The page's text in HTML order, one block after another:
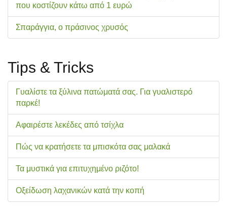
που κοστίζουν κάτω από 1 ευρώ
Σπαράγγια, ο πράσινος χρυσός
Tips & Tricks
Γυαλίστε τα ξύλινα πατώματά σας. Για γυαλιστερό
παρκέ!
Αφαιρέστε λεκέδες από τσίχλα
Πώς να κρατήσετε τα μπισκότα σας μαλακά
Τα μυστικά για επιτυχημένο ριζότο!
Οξείδωση λαχανικών κατά την κοπή